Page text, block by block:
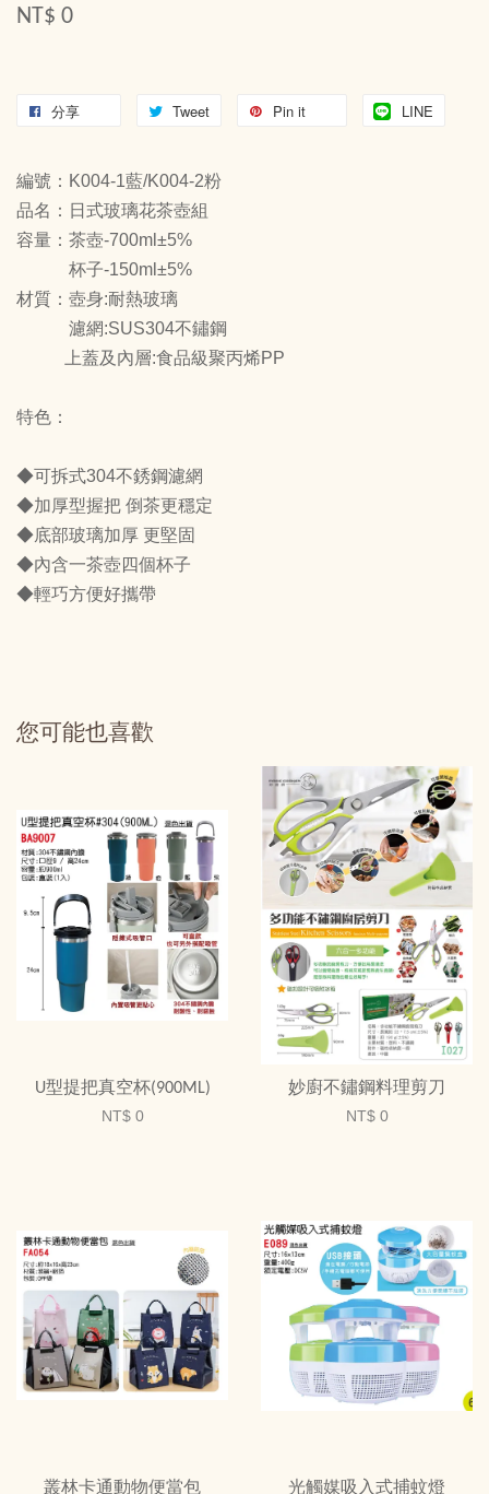
NT$ 0
分享 Tweet Pin it LINE
編號：K004-1藍/K004-2粉
品名：日式玻璃花茶壺組
容量：茶壺-700ml±5%
杯子-150ml±5%
材質：壺身:耐熱玻璃
濾網:SUS304不鏽鋼
上蓋及內層:食品級聚丙烯PP
特色：
◆可拆式304不銹鋼濾網
◆加厚型握把 倒茶更穩定
◆底部玻璃加厚 更堅固
◆內含一茶壺四個杯子
◆輕巧方便好攜帶
您可能也喜歡
U型提把真空杯(900ML)
NT$ 0
妙廚不鏽鋼料理剪刀
NT$ 0
叢林卡通動物便當包 光觸媒吸入式捕蚊燈